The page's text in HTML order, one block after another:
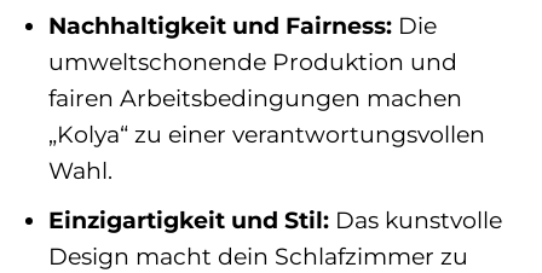
Nachhaltigkeit und Fairness: Die
umweltschonende Produktion und
fairen Arbeitsbedingungen machen
„Kolya“ zu einer verantwortungsvollen
Wahl.
Einzigartigkeit und Stil: Das kunstvolle
Design macht dein Schlafzimmer zu